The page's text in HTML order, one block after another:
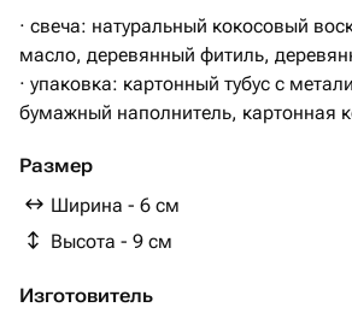
· свеча: натуральный кокосовый
масло, деревянный фитиль,
· упаковка: картонный тубус с
бумажный наполнитель, картонная
Размер
Ширина - 6 см
Высота - 9 см
Изготовитель